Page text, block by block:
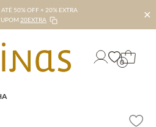
50% OFF + 20% EXTRA
20EXTRA ✕
0